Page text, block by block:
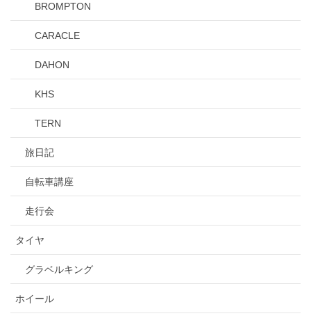
BROMPTON
CARACLE
DAHON
KHS
TERN
旅日記
自転車講座
走行会
タイヤ
グラベルキング
ホイール